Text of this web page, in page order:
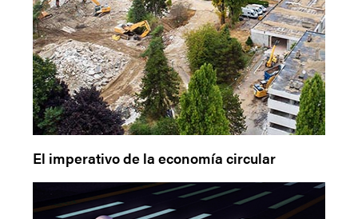
El imperativo de la economía circular